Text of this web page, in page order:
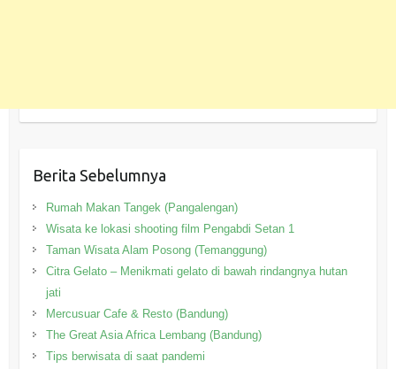
Berita Sebelumnya
Rumah Makan Tangek (Pangalengan)
Wisata ke lokasi shooting film Pengabdi Setan 1
Taman Wisata Alam Posong (Temanggung)
Citra Gelato – Menikmati gelato di bawah rindangnya hutan
jati
Mercusuar Cafe & Resto (Bandung)
The Great Asia Africa Lembang (Bandung)
Tips berwisata di saat pandemi